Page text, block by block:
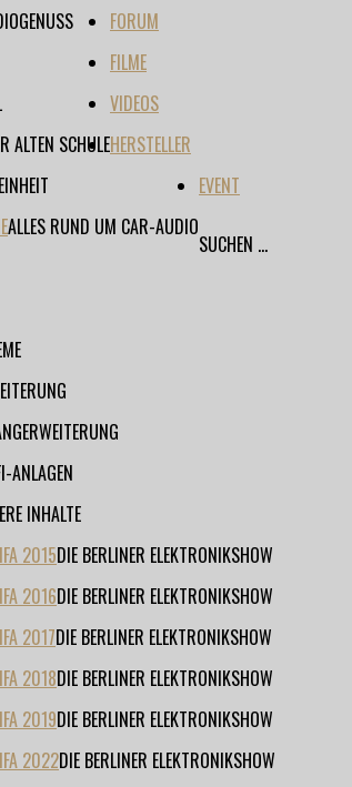
ALTEN SCHULE
ALLES RUND UM CAR-AUDIO
ANLAGEN
INHALTE
FORUM
FILME
VIDEOS
HERSTELLER
EVENT
IFA 2015DIE BERLINER ELEKTRONIKSHOW
IFA 2016DIE BERLINER ELEKTRONIKSHOW
IFA 2017DIE BERLINER ELEKTRONIKSHOW
IFA 2018DIE BERLINER ELEKTRONIKSHOW
IFA 2019DIE BERLINER ELEKTRONIKSHOW
IFA 2022DIE BERLINER ELEKTRONIKSHOW
SUCHEN ...